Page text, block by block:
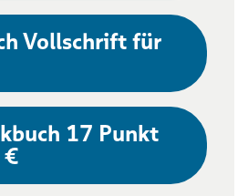
Vollschrift für
17 Punkt